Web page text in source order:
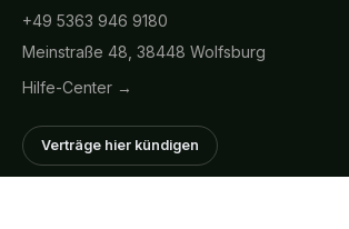
+49 5363 946 9180
Meinstraße 48, 38448 Wolfsburg
Hilfe-Center →
Verträge hier kündigen